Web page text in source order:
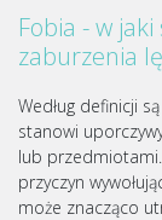
Fobia - w
zaburzenia
Według definicji
stanowi
lub
przyczyn
może znacząco